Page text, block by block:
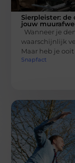
Sierpleister: de
jouw
Wanneer je
waarschijnlijk
Maar heb je ooit
Snapfact